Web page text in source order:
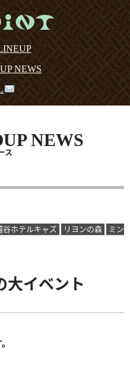
NEWS
NEWS
ス
谷ホテルキャズ リヨンの森
ミン
大イベント